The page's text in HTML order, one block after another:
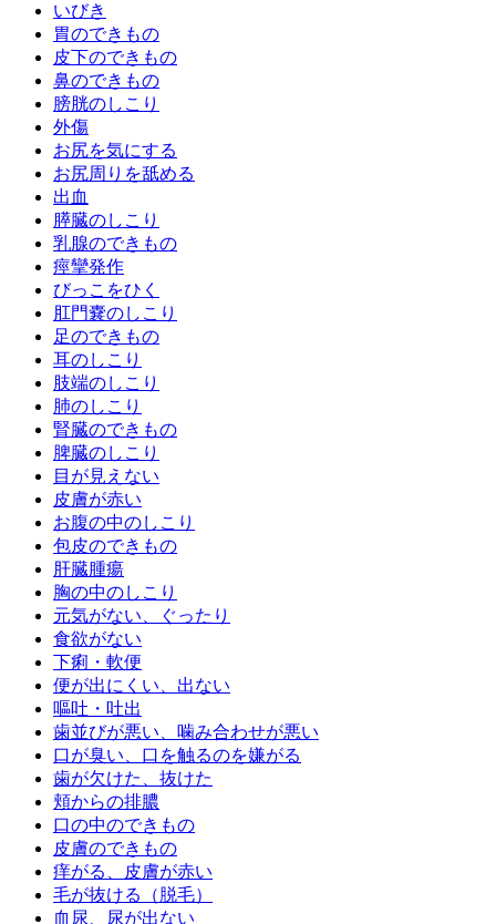
いびき
胃のできもの
皮下のできもの
鼻のできもの
膀胱のしこり
外傷
お尻を気にする
お尻周りを舐める
出血
膵臓のしこり
乳腺のできもの
痙攣発作
びっこをひく
肛門嚢のしこり
足のできもの
耳のしこり
肢端のしこり
肺のしこり
腎臓のできもの
脾臓のしこり
目が見えない
皮膚が赤い
お腹の中のしこり
包皮のできもの
肝臓腫瘍
胸の中のしこり
元気がない、ぐったり
食欲がない
下痢・軟便
便が出にくい、出ない
嘔吐・吐出
歯並びが悪い、噛み合わせが悪い
口が臭い、口を触るのを嫌がる
歯が欠けた、抜けた
頬からの排膿
口の中のできもの
皮膚のできもの
痒がる、皮膚が赤い
毛が抜ける（脱毛）
血尿、尿が出ない